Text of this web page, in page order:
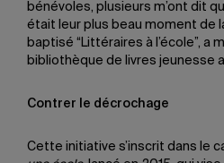
bénévoles, plusieurs m’ont dit
était leur plus beau moment de
baptisé “Littéraires à l’école”, a
bibliothèque de livres jeunesse
Contrer le décrochage
Cette initiative s’inscrit dans le